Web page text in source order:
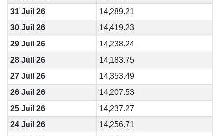
31 Juil 26
14,289.21
30 Juil 26
14,419.23
29 Juil 26
14,238.24
28 Juil 26
14,183.75
27 Juil 26
14,353.49
26 Juil 26
14,207.53
25 Juil 26
14,237.27
24 Juil 26
14,256.71